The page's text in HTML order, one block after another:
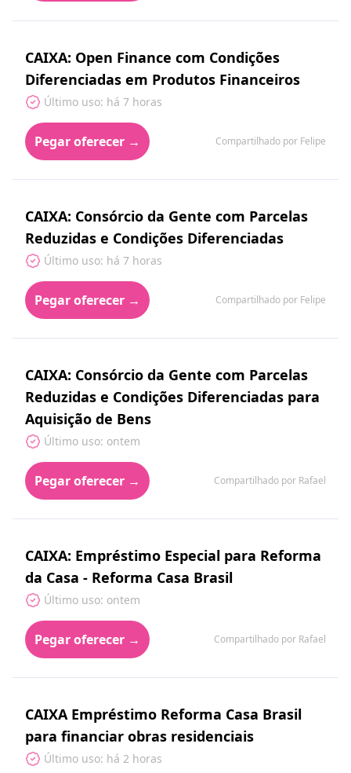
CAIXA: Open Finance com Condições
Diferenciadas em Produtos Financeiros
Último uso: há 7 horas
Pegar oferecer → Compartilhado por Felipe
CAIXA: Consórcio da Gente com Parcelas
Reduzidas e Condições Diferenciadas
Último uso: há 7 horas
Pegar oferecer → Compartilhado por Felipe
CAIXA: Consórcio da Gente com Parcelas
Reduzidas e Condições Diferenciadas para
Aquisição de Bens
Último uso: ontem
Pegar oferecer → Compartilhado por Rafael
CAIXA: Empréstimo Especial para Reforma
da Casa - Reforma Casa Brasil
Último uso: ontem
Pegar oferecer → Compartilhado por Rafael
CAIXA Empréstimo Reforma Casa Brasil
para financiar obras residenciais
Último uso: há 2 horas